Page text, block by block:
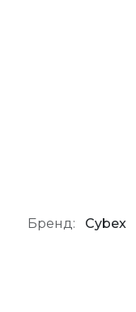
Бренд:
Cybex